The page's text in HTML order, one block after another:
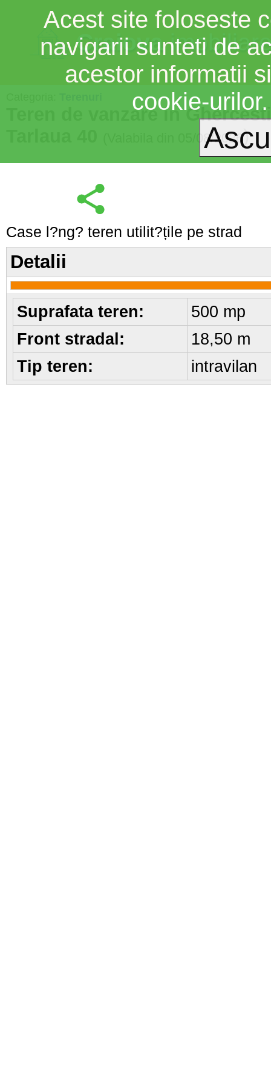
Craiova
Teren de vanzare in
(Valabila din 05/08/2026)
Case l?ng? teren utilit?țile pe strad
Detalii
Suprafata teren:
500 mp
Front stradal:
18,50 m
Tip teren:
intravilan
Acest site foloseste
navigarii sunteti de
acestor informatii
cookie-